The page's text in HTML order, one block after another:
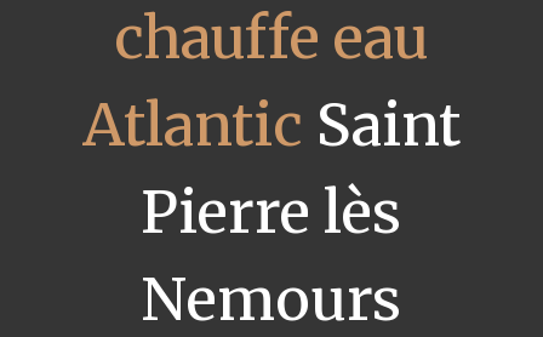
chauffe eau
Atlantic Saint
Pierre lès
Nemours